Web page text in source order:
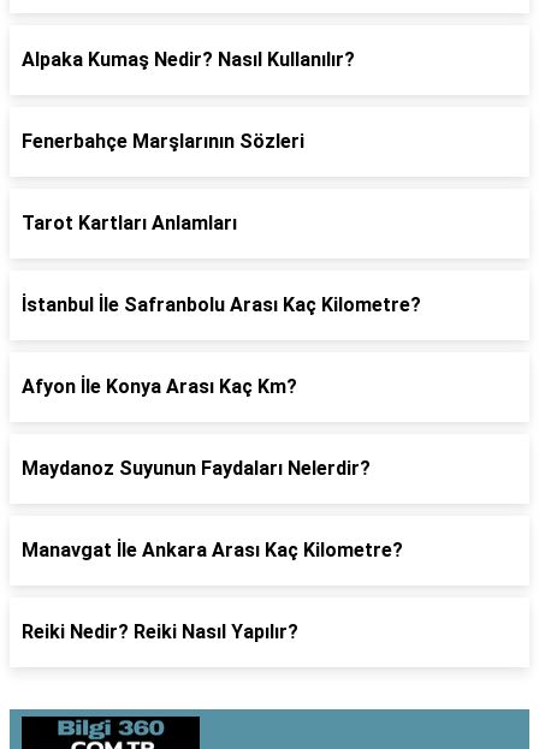
Alpaka Kumaş Nedir? Nasıl Kullanılır?
Fenerbahçe Marşlarının Sözleri
Tarot Kartları Anlamları
İstanbul İle Safranbolu Arası Kaç Kilometre?
Afyon İle Konya Arası Kaç Km?
Maydanoz Suyunun Faydaları Nelerdir?
Manavgat İle Ankara Arası Kaç Kilometre?
Reiki Nedir? Reiki Nasıl Yapılır?